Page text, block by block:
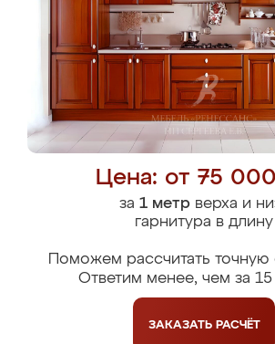
Цена: от 75
за 1 метрверха и
гарнитура в длину
Поможем рассчитать точную
Ответим менее, чем за 15
ЗАКАЗАТЬ РАСЧЁТ